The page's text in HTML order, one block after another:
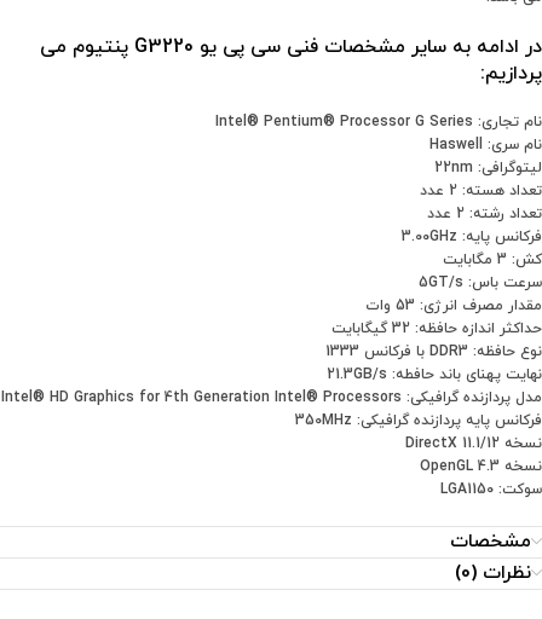
در ادامه به سایر مشخصات فنی سی پی یو G3220 پنتیوم می
پردازیم:
نام تجاری: Intel® Pentium® Processor G Series
نام سری: Haswell
لیتوگرافی: 22nm
تعداد هسته: 2 عدد
تعداد رشته: 2 عدد
فرکانس پایه: 3.00GHz
کش: 3 مگابایت
سرعت باس: 5GT/s
مقدار مصرف انرژی: 53 وات
حداکثر اندازه حافظه: 32 گیگابایت
نوع حافظه: DDR3 با فرکانس 1333
نهایت پهنای باند حافطه: 21.3GB/s
مدل پردازنده گرافیکی: Intel® HD Graphics for 4th Generation Intel® Processors
فرکانس پایه پردازنده گرافیکی: 350MHz
نسخه DirectX 11.1/12
نسخه OpenGL 4.3
سوکت: LGA1150
مشخصات
نظرات (0)